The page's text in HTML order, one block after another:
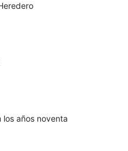
años noventa